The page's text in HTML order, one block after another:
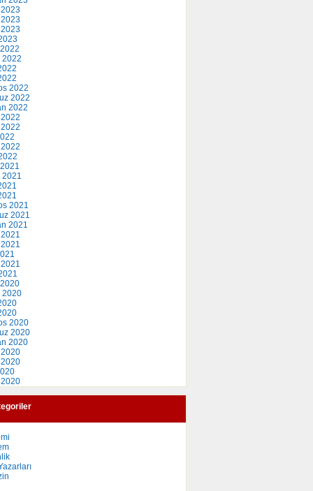
2023
2022
2022
2022
2022
2022
2021
2021
2021
2021
2021
2020
2020
2020
2020
2020